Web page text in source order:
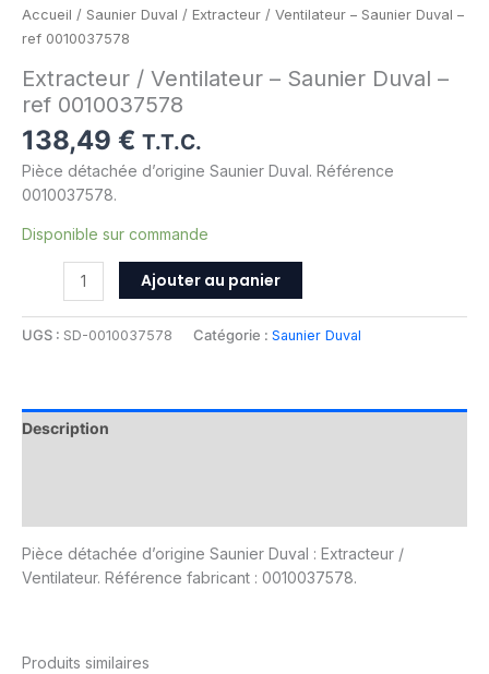
Accueil / Saunier Duval / Extracteur / Ventilateur – Saunier Duval –
ref 0010037578
Extracteur / Ventilateur – Saunier Duval –
ref 0010037578
138,49 € T.T.C.
Pièce détachée d’origine Saunier Duval. Référence
0010037578.
Disponible sur commande
Ajouter au panier
UGS : SD-0010037578 Catégorie : Saunier Duval
Description
Pièce détachée d’origine Saunier Duval : Extracteur /
Ventilateur. Référence fabricant : 0010037578.
Produits similaires